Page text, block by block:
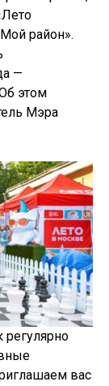
район».
—
этом
Мэра
вас